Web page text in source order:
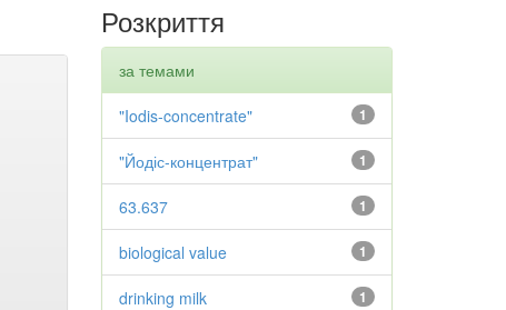
Розкриття
за темами
1
"Iodis-concentrate"
1
"Йодіс-концентрат"
1
63.637
1
biological value
1
drinking milk